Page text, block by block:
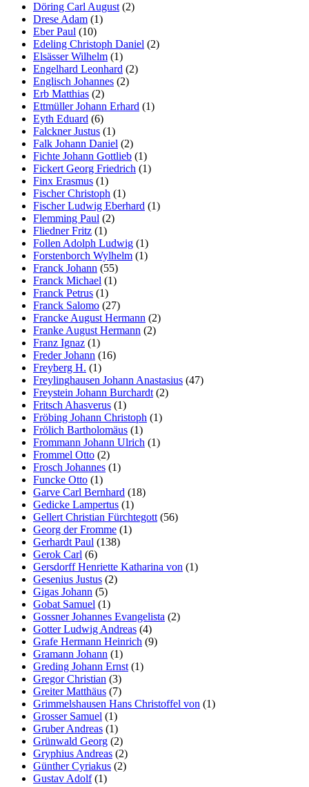
Döring Carl August (2)
Drese Adam (1)
Eber Paul (10)
Edeling Christoph Daniel (2)
Elsässer Wilhelm (1)
Engelhard Leonhard (2)
Englisch Johannes (2)
Erb Matthias (2)
Ettmüller Johann Erhard (1)
Eyth Eduard (6)
Falckner Justus (1)
Falk Johann Daniel (2)
Fichte Johann Gottlieb (1)
Fickert Georg Friedrich (1)
Finx Erasmus (1)
Fischer Christoph (1)
Fischer Ludwig Eberhard (1)
Flemming Paul (2)
Fliedner Fritz (1)
Follen Adolph Ludwig (1)
Forstenborch Wylhelm (1)
Franck Johann (55)
Franck Michael (1)
Franck Petrus (1)
Franck Salomo (27)
Francke August Hermann (2)
Franke August Hermann (2)
Franz Ignaz (1)
Freder Johann (16)
Freyberg H. (1)
Freylinghausen Johann Anastasius (47)
Freystein Johann Burchardt (2)
Fritsch Ahasverus (1)
Fröbing Johann Christoph (1)
Frölich Bartholomäus (1)
Frommann Johann Ulrich (1)
Frommel Otto (2)
Frosch Johannes (1)
Funcke Otto (1)
Garve Carl Bernhard (18)
Gedicke Lampertus (1)
Gellert Christian Fürchtegott (56)
Georg der Fromme (1)
Gerhardt Paul (138)
Gerok Carl (6)
Gersdorff Henriette Katharina von (1)
Gesenius Justus (2)
Gigas Johann (5)
Gobat Samuel (1)
Gossner Johannes Evangelista (2)
Gotter Ludwig Andreas (4)
Grafe Hermann Heinrich (9)
Gramann Johann (1)
Greding Johann Ernst (1)
Gregor Christian (3)
Greiter Matthäus (7)
Grimmelshausen Hans Christoffel von (1)
Grosser Samuel (1)
Gruber Andreas (1)
Grünwald Georg (2)
Gryphius Andreas (2)
Günther Cyriakus (2)
Gustav Adolf(1)